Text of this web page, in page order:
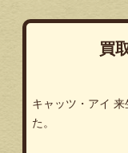
買
キャッツ・アイ
た。